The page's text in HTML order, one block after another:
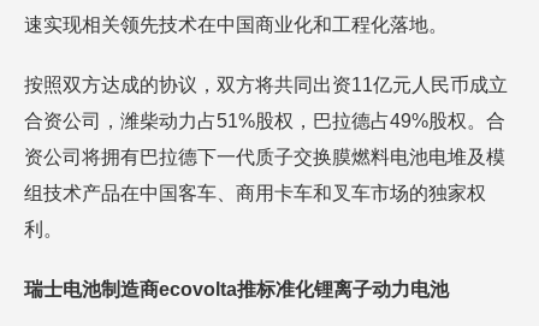
速实现相关领先技术在中国商业化和工程化落地。
按照双方达成的协议，双方将共同出资11亿元人民币成立
合资公司，潍柴动力占51%股权，巴拉德占49%股权。合
资公司将拥有巴拉德下一代质子交换膜燃料电池电堆及模
组技术产品在中国客车、商用卡车和叉车市场的独家权
利。
瑞士电池制造商ecovolta推标准化锂离子动力电池